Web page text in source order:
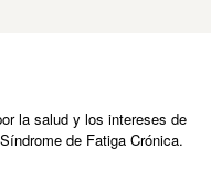
la salud y los intereses de
de Fatiga Crónica.